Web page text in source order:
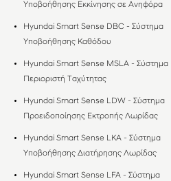
Υποβοήθησης Εκκίνησης σε Ανηφόρα
Hyundai Smart Sense DBC - Σύστημα
Υποβοήθησης Καθόδου
Hyundai Smart Sense MSLA - Σύστημα
Περιοριστή Ταχύτητας
Hyundai Smart Sense LDW - Σύστημα
Προειδοποίησης Εκτροπής Λωρίδας
Hyundai Smart Sense LKA - Σύστημα
Υποβοήθησης Διατήρησης Λωρίδας
Hyundai Smart Sense LFA - Σύστημα